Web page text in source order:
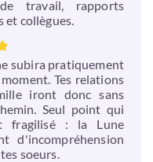
travail, rapports
et collègues.
subira pratiquement
Tes relations
iront donc sans
Seul point qui
fragilisé : la Lune
d'incompréhension
soeurs.